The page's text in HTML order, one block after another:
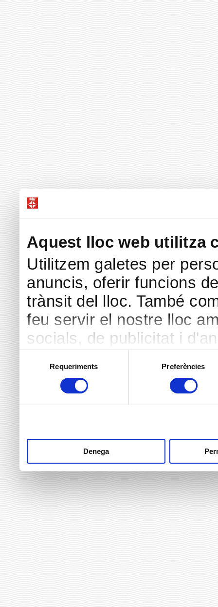
Aquest lloc web utilitza
Utilitzem galetes per
anuncis, oferir funcions
trànsit del lloc. També
feu servir el nostre lloc
socials, de publicitat i
hàgiu proporcionat o
heu fet dels seus serveis.
consentiment
Requeriments Preferències
Denega